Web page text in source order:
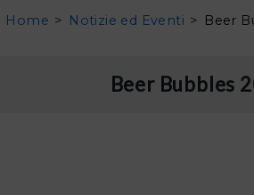
Home > Notizie ed Eventi > Beer
Beer Bubbles